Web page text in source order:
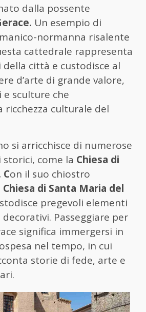
dalla possente
Un esempio di
normanna risalente
cattedrale rappresenta
città e custodisce al
d’arte di grande valore,
sculture che
culturale del
si arricchisce di numerose
storici, come la Chiesa di
Con il suo chiostro
Chiesa di Santa Maria del
pregevoli elementi
Passeggiare per
significa immergersi in
nel tempo, in cui
storie di fede, arte e